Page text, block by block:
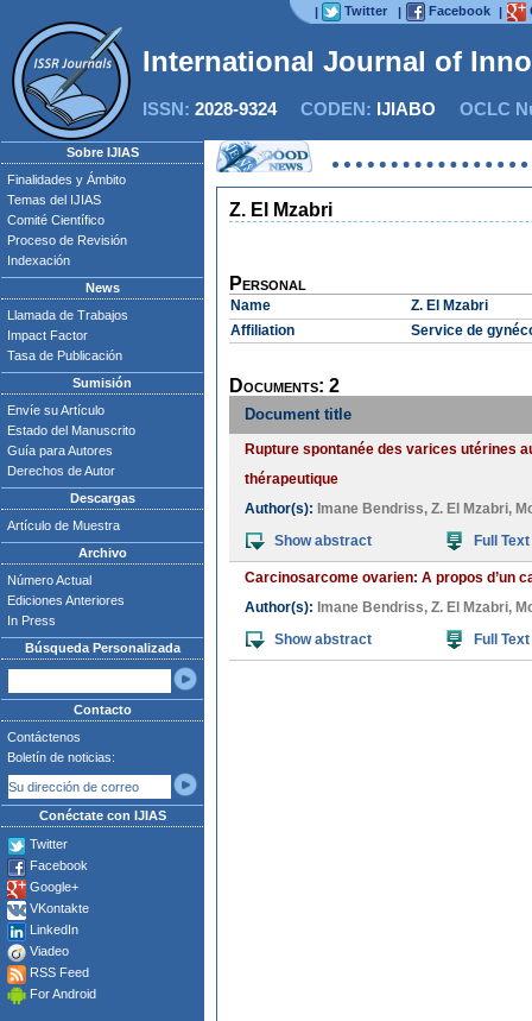
| Twitter | Facebook |
International Journal of
ISSN: 2028-9324CODEN: IJIABO OCLC
Sobre IJIAS
Finalidades y Ámbito
Temas del IJIAS
Comité Científico
Proceso de Revisión
Indexación
News
Llamada de Trabajos
Impact Factor
Tasa de Publicación
Sumisión
Envíe su Artículo
Estado del Manuscrito
Guía para Autores
Derechos de Autor
Descargas
Artículo de Muestra
Archivo
Número Actual
Ediciones Anteriores
In Press
Búsqueda Personalizada
Contacto
Contáctenos
Boletín de noticias:
Conéctate con IJIAS
Twitter
Facebook
Google+
VKontakte
LinkedIn
Viadeo
RSS Feed
For Android
Z. El Mzabri
Personal
Name
Z. El Mzabri
Affiliation
Service de
Documents: 2
Document title
Rupture spontanée des varices utérines
thérapeutique
Author(s): Imane Bendriss, Z. El Mzabri,
Show abstract
Full Text
Carcinosarcome ovarien: A propos d’un
Author(s): Imane Bendriss, Z. El Mzabri,
Show abstract
Full Text